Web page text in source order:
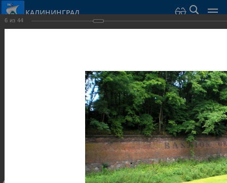
КАЛИНИНГРАД
Оборонительные сооружения и городские ворота
Оборонительные сооружения и городские ворота
6 из 44